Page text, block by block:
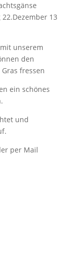
13
unserem
den
fressen
ein schönes
und
per Mail